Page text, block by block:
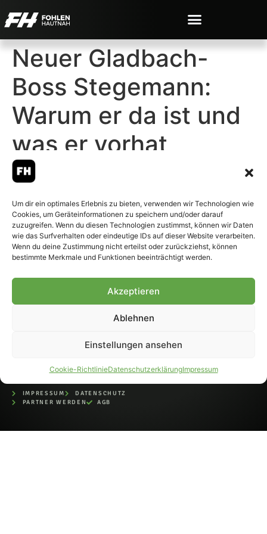
Um dir ein optimales Erlebnis zu bieten, verwenden wir Technologien wie
Cookies, um Geräteinformationen zu speichern und/oder darauf
zuzugreifen. Wenn du diesen Technologien zustimmst, können wir Daten
wie das Surfverhalten oder eindeutige IDs auf dieser Website verarbeiten.
Wenn du deine Zustimmung nicht erteilst oder zurückziehst, können
bestimmte Merkmale und Funktionen beeinträchtigt werden.
Akzeptieren
Ablehnen
Einstellungen ansehen
Cookie-RichtlinieDatenschutzerklärungImpressum
Neuer Gladbach-
Boss Stegemann:
Warum er da ist und
was er vorhat
© 2007-2026 Fohlen-Hautnah.de
– Alle rechte vorbehalten.
Fohlen-Hautnah.de ist ein
offiziell eingetragenes Magazin
IMPRESSUM
DATENSCHUTZ
PARTNER WERDEN
AGB